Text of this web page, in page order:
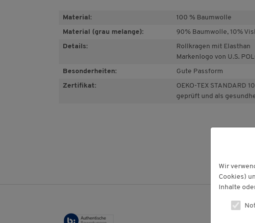
Material:
100 % Baumwolle
Material (grau melange):
90% Baumwolle, 10%
Details:
Rollkragen mit Elasthan
Markenlogo von U.S.
Besonderheiten:
Gute Passform
Zertifikat:
OEKO-TEX STANDARD
geprüft und als
Wir
Cookies)
Inhalte